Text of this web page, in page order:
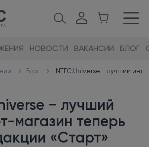
НОВОСТИ ВАКАНСИИ БЛОГ
Блог INTEC.Universe − лучший
− лучший
магазин теперь
«Старт»